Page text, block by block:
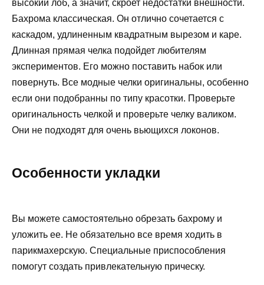
высокий лоб, а значит, скроет недостатки внешности.
Бахрома классическая. Он отлично сочетается с
каскадом, удлиненным квадратным вырезом и каре.
Длинная прямая челка подойдет любителям
экспериментов. Его можно поставить набок или
повернуть. Все модные челки оригинальны, особенно
если они подобранны по типу красотки. Проверьте
оригинальность челкой и проверьте челку валиком.
Они не подходят для очень вьющихся локонов.
Особенности укладки
Вы можете самостоятельно обрезать бахрому и
уложить ее. Не обязательно все время ходить в
парикмахерскую. Специальные приспособления
помогут создать привлекательную прическу.